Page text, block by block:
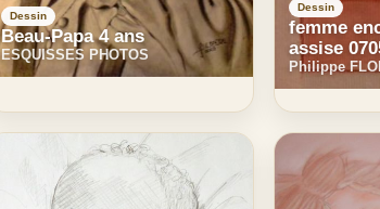
Dessin
Beau-Papa 4 ans
ESQUISSES PHOTOS
Dessin
femme
assise
Philippe